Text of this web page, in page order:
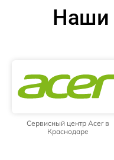
Наши
Сервисный центр Acer в
Краснодаре